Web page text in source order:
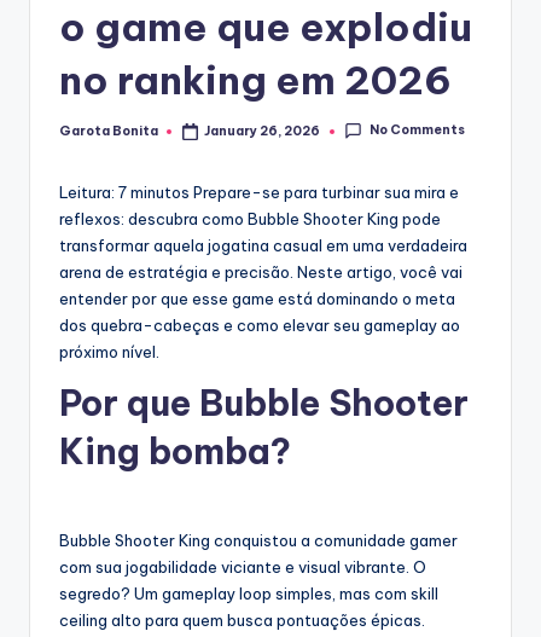
o game que explodiu
no ranking em 2026
Posted
Garota Bonita January 26, 2026 No Comments
Leitura: 7 minutos Prepare-se para turbinar sua mira e
reflexos: descubra como Bubble Shooter King pode
transformar aquela jogatina casual em uma verdadeira
arena de estratégia e precisão. Neste artigo, você vai
entender por que esse game está dominando o meta
dos quebra-cabeças e como elevar seu gameplay ao
próximo nível.
Por que Bubble Shooter
King bomba?
Bubble Shooter King conquistou a comunidade gamer
com sua jogabilidade viciante e visual vibrante. O
segredo? Um gameplay loop simples, mas com skill
ceiling alto para quem busca pontuações épicas.